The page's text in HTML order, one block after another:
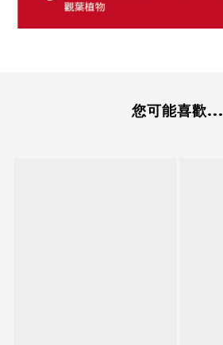
您可能喜歡...